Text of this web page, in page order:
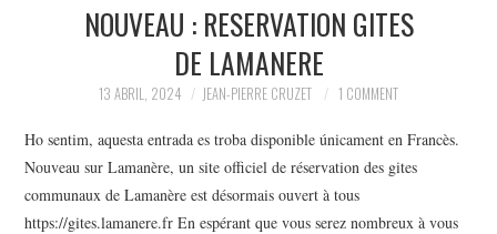
NOUVEAU : RESERVATION GITES
DE LAMANERE
13 ABRIL, 2024 JEAN-PIERRE CRUZET 1 COMMENT
Ho sentim, aquesta entrada es troba disponible únicament en Francès.
Nouveau sur Lamanère, un site officiel de réservation des gites
communaux de Lamanère est désormais ouvert à tous
https://gites.lamanere.fr En espérant que vous serez nombreux à vous